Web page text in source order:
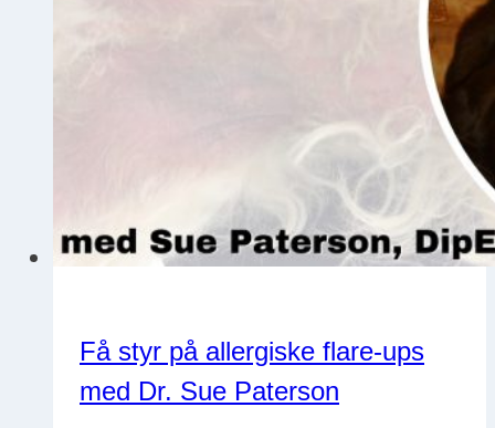
Få styr på allergiske flare-ups
med Dr. Sue Paterson